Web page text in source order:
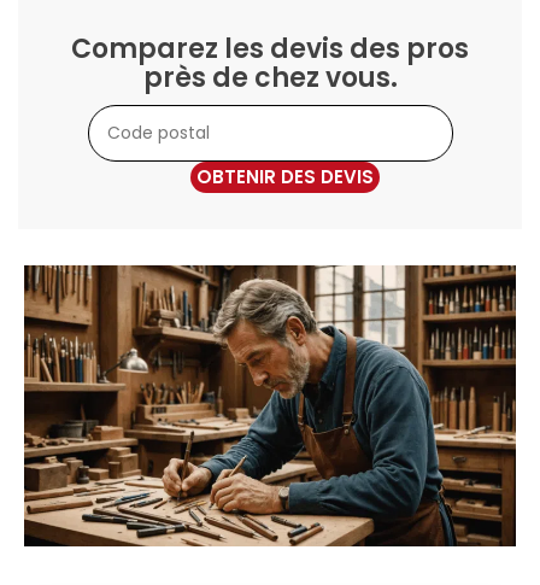
Comparez les devis des pros
près de chez vous.
OBTENIR DES DEVIS